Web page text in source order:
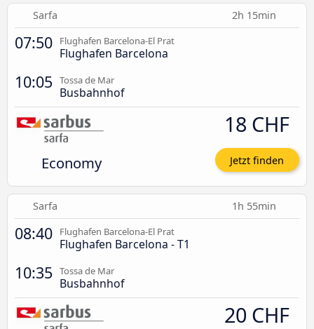
Sarfa 2h 15min
07:50 Flughafen Barcelona-El Prat
Flughafen Barcelona
10:05 Tossa de Mar
Busbahnhof
Economy
18 CHF
Jetzt finden
Sarfa 1h 55min
08:40 Flughafen Barcelona-El Prat
Flughafen Barcelona - T1
10:35 Tossa de Mar
Busbahnhof
20 CHF